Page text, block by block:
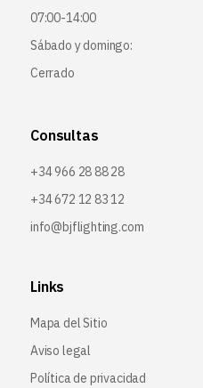
07:00-14:00
Sábado y domingo:
Cerrado
Consultas
+34 966 28 88 28
+34 672 12 83 12
info@bjflighting.com
Links
Mapa del Sitio
Aviso legal
Política de privacidad